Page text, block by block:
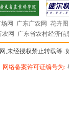
网 广东广农网 花卉
农网 广东省农村经济
,未经授权禁止转载等..
网络备案许可证编号为: